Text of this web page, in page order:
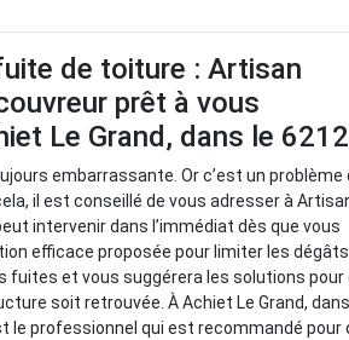
de toiture : Artisan
prêt à vous
Le Grand, dans le
embarrassante. Or c’est un problème
il est conseillé de vous adresser à
intervenir dans l’immédiat dès que vous
efficace proposée pour limiter les dégâts.
fuites et vous suggérera les solutions pour
soit retrouvée. À Achiet Le Grand,
le professionnel qui est recommandé pour